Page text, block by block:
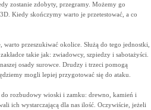
zostanie zdobyty, przegramy. Możemy go
Kiedy skończymy warto je przetestować, a co
przeszukiwać okolice. Służą do tego jednostki,
takie jak: zwiadowcy, szpiedzy i sabotażyści.
osady surowce. Drudzy i trzeci pomogą
mogli lepiej przygotować się do ataku.
do rozbudowy wioski i zamku: drewno, kamień i
ich wystarczającą dla nas ilość. Oczywiście, jeżeli